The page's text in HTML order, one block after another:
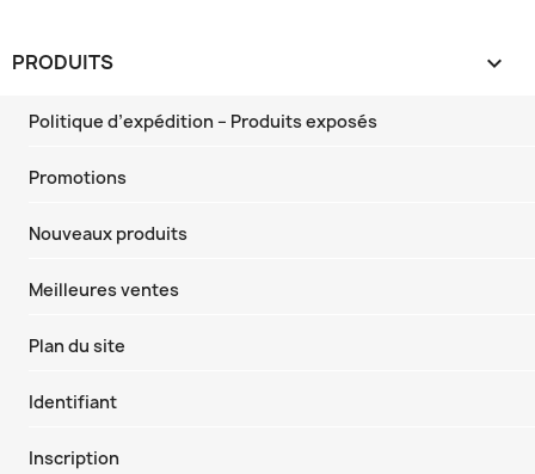
PRODUITS 
Politique d’expédition – Produits exposés
Promotions
Nouveaux produits
Meilleures ventes
Plan du site
Identifiant
Inscription